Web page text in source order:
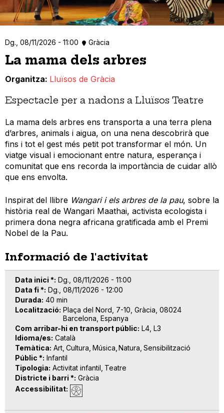
Dg., 08/11/2026 - 11:00 Gràcia
La mama dels arbres
Organitza Lluïsos de Gràcia
Espectacle per a nadons a Lluïsos Teatre
La mama dels arbres ens transporta a una terra plena
d’arbres, animals i aigua, on una nena descobrirà que
fins i tot el gest més petit pot transformar el món. Un
viatge visual i emocionant entre natura, esperança i
comunitat que ens recorda la importància de cuidar allò
que ens envolta.
Inspirat del llibre Wangari i els arbres de la pau, sobre la
història real de Wangari Maathai, activista ecologista i
primera dona negra africana gratificada amb el Premi
Nobel de la Pau.
Informació de l'activitat
Data inici * Dg., 08/11/2026 - 11:00
Data fi * Dg., 08/11/2026 - 12:00
Durada 40 min
Localització Plaça del Nord, 7-10, Gràcia, 08024
Barcelona, Espanya
Com arribar-hi en transport públic L4, L3
Idioma/es Català
Temàtica Art Cultura Música Natura Sensibilització
Públic * Infantil
Tipologia Activitat infantil Teatre
Districte i barri * Gràcia
Accessibilitat